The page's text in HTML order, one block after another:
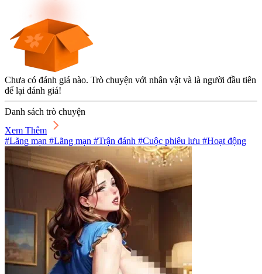
Chưa có đánh giá nào. Trò chuyện với nhân vật và là người đầu tiên
để lại đánh giá!
Danh sách trò chuyện
Xem Thêm
#Lãng mạn #Lãng mạn #Trận đánh #Cuộc phiêu lưu #Hoạt động